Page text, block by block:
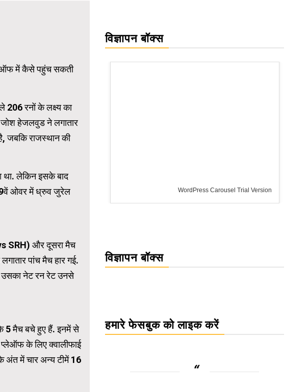
में कैसे पहुंच सकती
206 रनों के लक्ष्य का
जोश हेजलवुड ने लगातार
जबकि राजस्थान की
था. लेकिन इसके बाद
ओवर में ध्रुव जुरेल
SRH) और दूसरा मैच
पांच मैच हार गई.
उसका नेट रन रेट उनसे
के 5 मैच बचे हुए हैं. इनमें से
के लिए क्वालीफाई
अंत में चार अन्य टीमें 16
विज्ञापन बॉक्स
WordPress Carousel Trial Version
विज्ञापन बॉक्स
हमारे फेसबुक को लाइक करें